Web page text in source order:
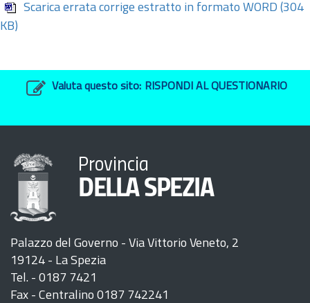
Scarica errata corrige estratto in formato WORD (304
KB)
Valuta questo sito: RISPONDI AL QUESTIONARIO
Provincia
DELLA SPEZIA
Palazzo del Governo - Via Vittorio Veneto, 2
19124 - La Spezia
Tel. - 0187 7421
Fax - Centralino 0187 742241